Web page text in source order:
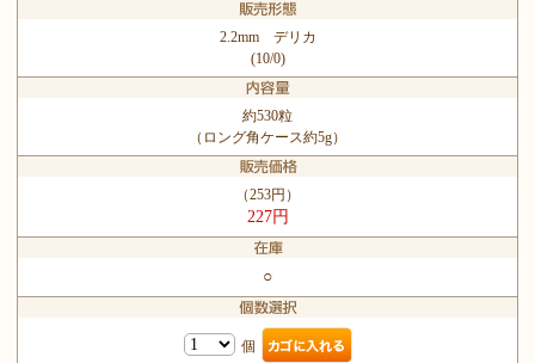
2.2mm デリカ
(10/0)
約530粒
（ロング角ケース約5g）
（253円）
227円
○
個